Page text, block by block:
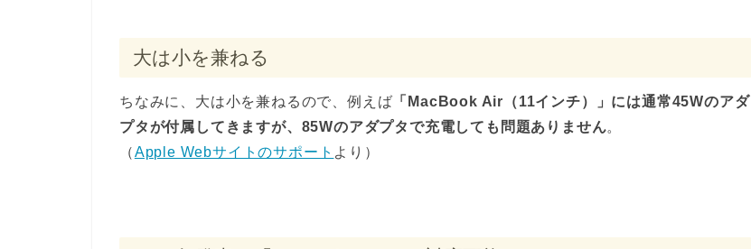
大は小を兼ねる
ちなみに、大は小を兼ねるので、例えば 「MacBook Air（11インチ）」には通常45Wのアダ
プタが付属してきますが、85Wのアダプタで充電しても問題ありません。
（Apple Webサイトのサポート より）